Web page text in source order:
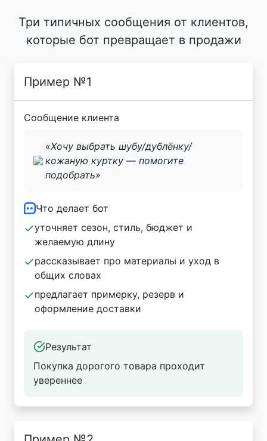
Три типичных сообщения от клиентов,
которые бот превращает в продажи
Пример №1
Сообщение клиента
«Хочу выбрать шубу/дублёнку/
кожаную куртку — помогите
подобрать»
Что делает бот
уточняет сезон, стиль, бюджет и
желаемую длину
рассказывает про материалы и уход в
общих словах
предлагает примерку, резерв и
оформление доставки
Результат
Покупка дорогого товара проходит
увереннее